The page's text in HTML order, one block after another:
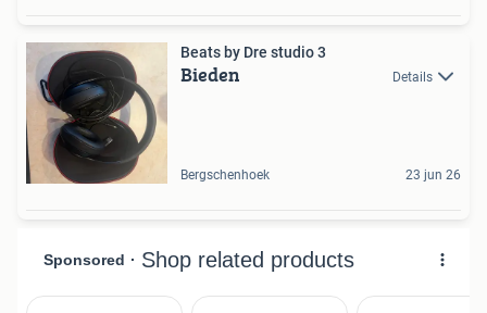
Beats by Dre studio 3
Bieden Details
Bergschenhoek 23 jun 26